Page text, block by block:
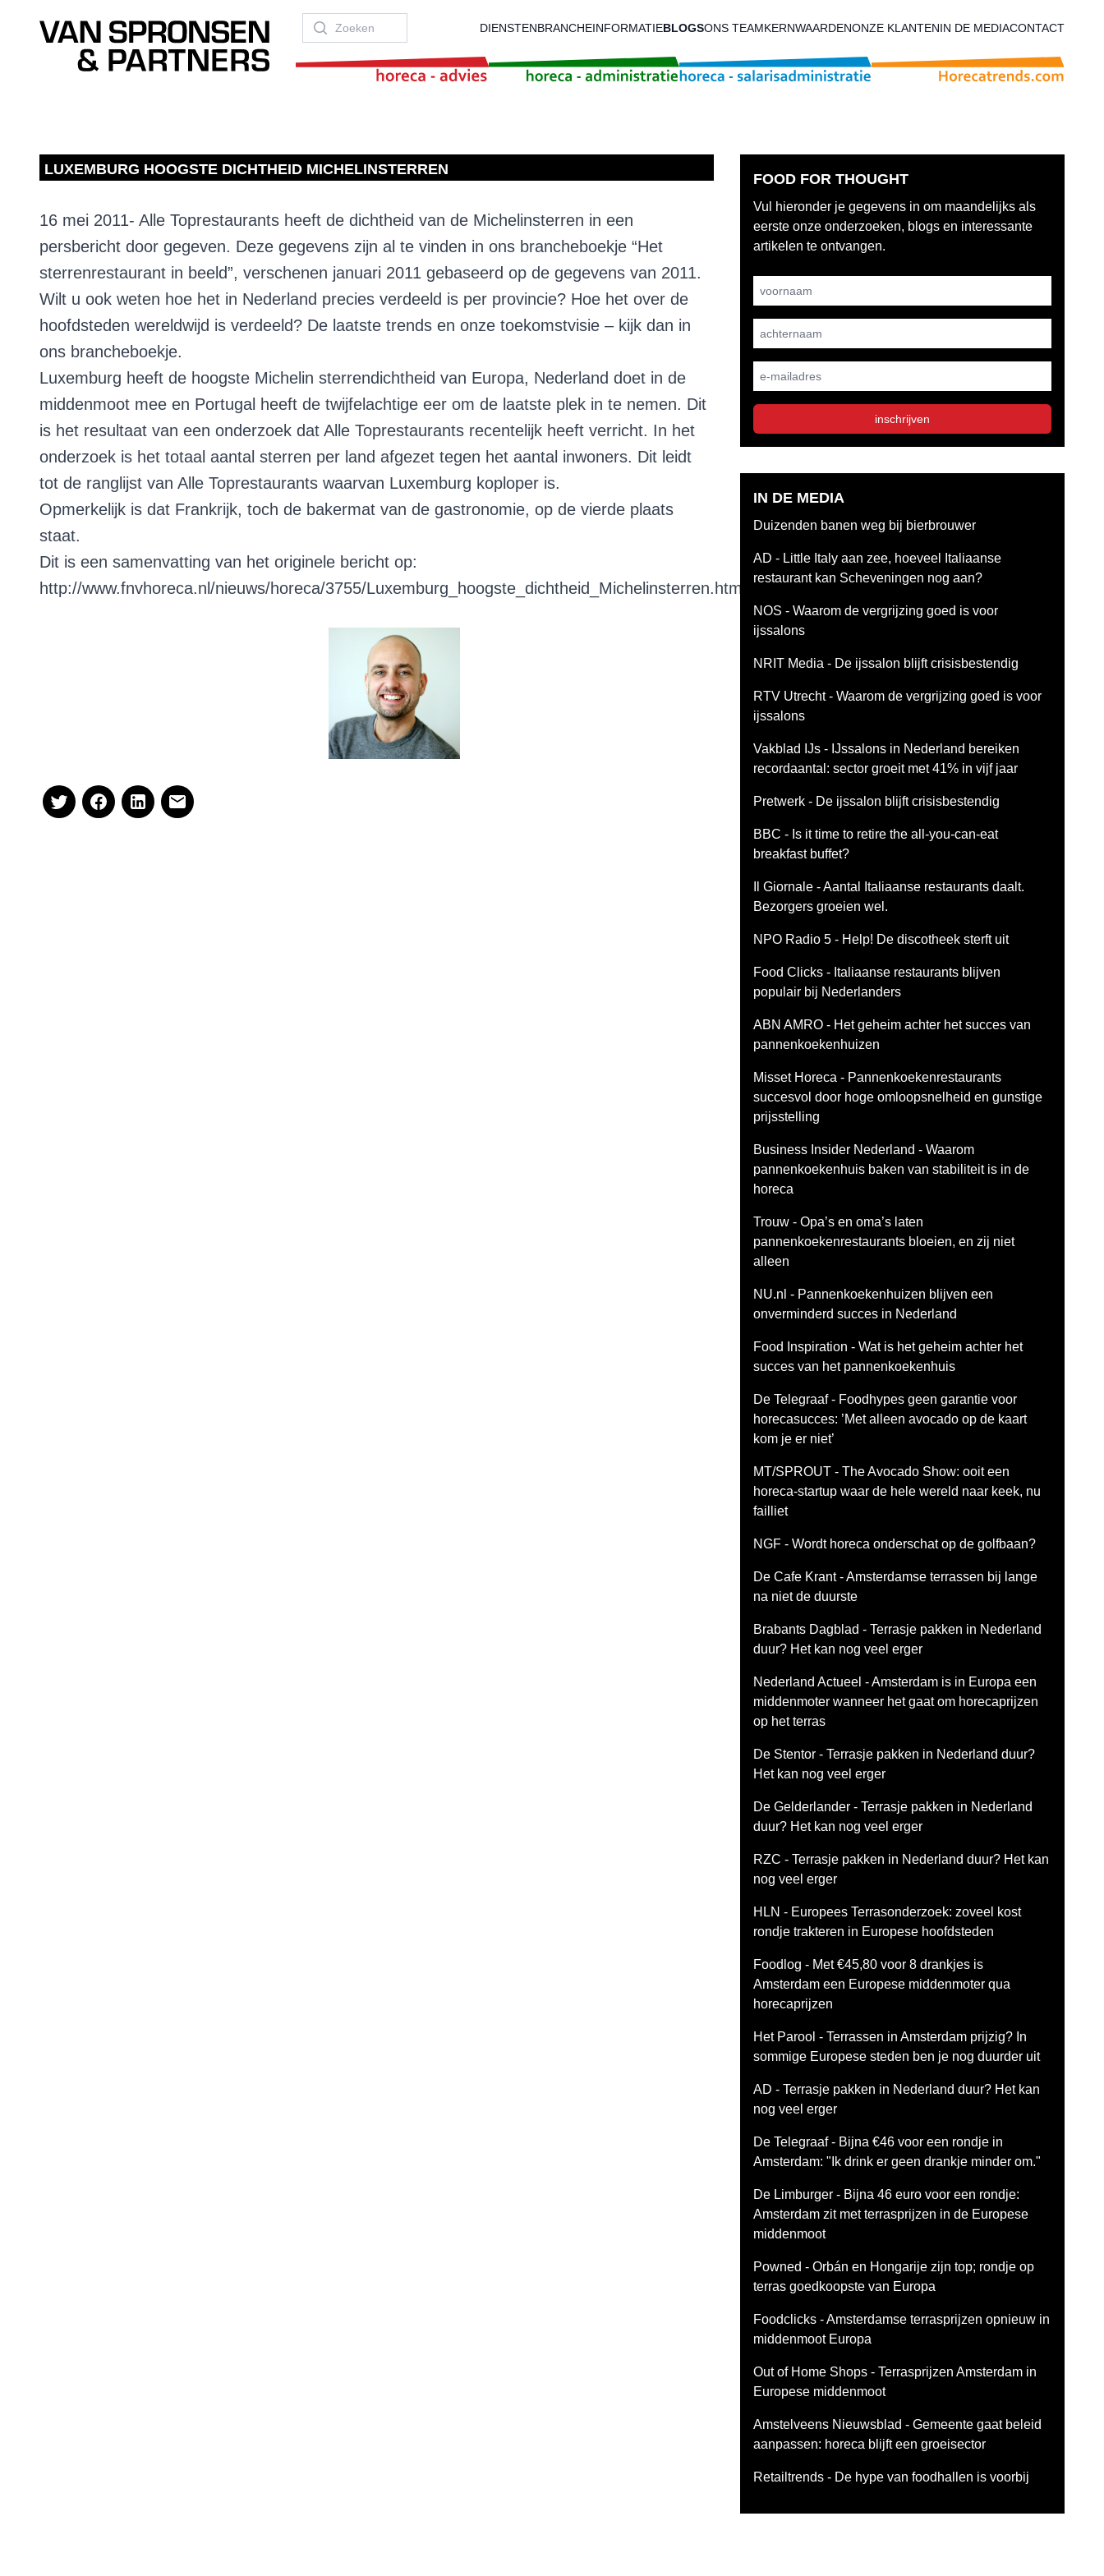
Zoeken
DIENSTENBRANCHEINFORMATIEBLOGSONS TEAMKERNWAARDENONZE KLANTENIN DE MEDIACONTACT
LUXEMBURG HOOGSTE DICHTHEID MICHELINSTERREN
16 mei 2011- Alle Toprestaurants heeft de dichtheid van de Michelinsterren in een
persbericht door gegeven. Deze gegevens zijn al te vinden in ons brancheboekje “Het
sterrenrestaurant in beeld”, verschenen januari 2011 gebaseerd op de gegevens van 2011.
Wilt u ook weten hoe het in Nederland precies verdeeld is per provincie? Hoe het over de
hoofdsteden wereldwijd is verdeeld? De laatste trends en onze toekomstvisie – kijk dan in
ons brancheboekje.
Luxemburg heeft de hoogste Michelin sterrendichtheid van Europa, Nederland doet in de
middenmoot mee en Portugal heeft de twijfelachtige eer om de laatste plek in te nemen. Dit
is het resultaat van een onderzoek dat Alle Toprestaurants recentelijk heeft verricht. In het
onderzoek is het totaal aantal sterren per land afgezet tegen het aantal inwoners. Dit leidt
tot de ranglijst van Alle Toprestaurants waarvan Luxemburg koploper is.
Opmerkelijk is dat Frankrijk, toch de bakermat van de gastronomie, op de vierde plaats
staat.
Dit is een samenvatting van het originele bericht op:
http://www.fnvhoreca.nl/nieuws/horeca/3755/Luxemburg_hoogste_dichtheid_Michelinsterren.html
FOOD FOR THOUGHT
Vul hieronder je gegevens in om maandelijks als
eerste onze onderzoeken, blogs en interessante
artikelen te ontvangen.
achternaam
E-mailadres
inschrijven
IN DE MEDIA
Duizenden banen weg bij bierbrouwer
AD - Little Italy aan zee, hoeveel Italiaanse
restaurant kan Scheveningen nog aan?
NOS - Waarom de vergrijzing goed is voor
ijssalons
NRIT Media - De ijssalon blijft crisisbestendig
RTV Utrecht - Waarom de vergrijzing goed is voor
ijssalons
Vakblad IJs - IJssalons in Nederland bereiken
recordaantal: sector groeit met 41% in vijf jaar
Pretwerk - De ijssalon blijft crisisbestendig
BBC - Is it time to retire the all-you-can-eat
breakfast buffet?
Il Giornale - Aantal Italiaanse restaurants daalt.
Bezorgers groeien wel.
NPO Radio 5 - Help! De discotheek sterft uit
Food Clicks - Italiaanse restaurants blijven
populair bij Nederlanders
ABN AMRO - Het geheim achter het succes van
pannenkoekenhuizen
Misset Horeca - Pannenkoekenrestaurants
succesvol door hoge omloopsnelheid en gunstige
prijsstelling
Business Insider Nederland - Waarom
pannenkoekenhuis baken van stabiliteit is in de
horeca
Trouw - Opa’s en oma’s laten
pannenkoekenrestaurants bloeien, en zij niet
alleen
NU.nl - Pannenkoekenhuizen blijven een
onverminderd succes in Nederland
Food Inspiration - Wat is het geheim achter het
succes van het pannenkoekenhuis
De Telegraaf - Foodhypes geen garantie voor
horecasucces: ’Met alleen avocado op de kaart
kom je er niet’
MT/SPROUT - The Avocado Show: ooit een
horeca-startup waar de hele wereld naar keek, nu
failliet
NGF - Wordt horeca onderschat op de golfbaan?
De Cafe Krant - Amsterdamse terrassen bij lange
na niet de duurste
Brabants Dagblad - Terrasje pakken in Nederland
duur? Het kan nog veel erger
Nederland Actueel - Amsterdam is in Europa een
middenmoter wanneer het gaat om horecaprijzen
op het terras
De Stentor - Terrasje pakken in Nederland duur?
Het kan nog veel erger
De Gelderlander - Terrasje pakken in Nederland
duur? Het kan nog veel erger
RZC - Terrasje pakken in Nederland duur? Het kan
nog veel erger
HLN - Europees Terrasonderzoek: zoveel kost
rondje trakteren in Europese hoofdsteden
Foodlog - Met €45,80 voor 8 drankjes is
Amsterdam een Europese middenmoter qua
horecaprijzen
Het Parool - Terrassen in Amsterdam prijzig? In
sommige Europese steden ben je nog duurder uit
AD - Terrasje pakken in Nederland duur? Het kan
nog veel erger
De Telegraaf - Bijna €46 voor een rondje in
Amsterdam: "Ik drink er geen drankje minder om."
De Limburger - Bijna 46 euro voor een rondje:
Amsterdam zit met terrasprijzen in de Europese
middenmoot
Powned - Orbán en Hongarije zijn top; rondje op
terras goedkoopste van Europa
Foodclicks - Amsterdamse terrasprijzen opnieuw in
middenmoot Europa
Out of Home Shops - Terrasprijzen Amsterdam in
Europese middenmoot
Amstelveens Nieuwsblad - Gemeente gaat beleid
aanpassen: horeca blijft een groeisector
Retailtrends - De hype van foodhallen is voorbij